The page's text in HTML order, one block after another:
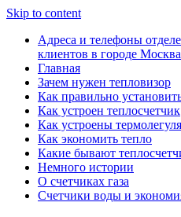
Skip to content
Адреса и телефоны
клиентов в городе Москва
Главная
Зачем нужен тепловизор
Как правильно
Как устроен теплосчетчик
Как устроены
Как экономить тепло
Какие бывают
Немного истории
О счетчиках газа
Счетчики воды и